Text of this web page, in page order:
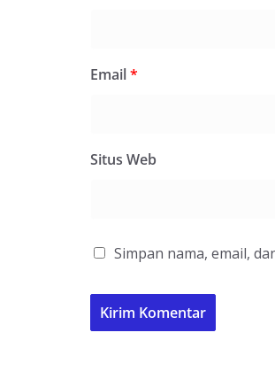
Email*
Situs Web
Simpan nama, email,